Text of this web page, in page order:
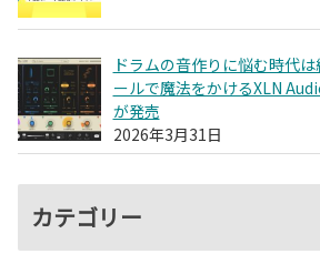
ドラムの音作りに悩む時代
ールで魔法をかけるXLN
が発売
2026年3月31日
カテゴリー